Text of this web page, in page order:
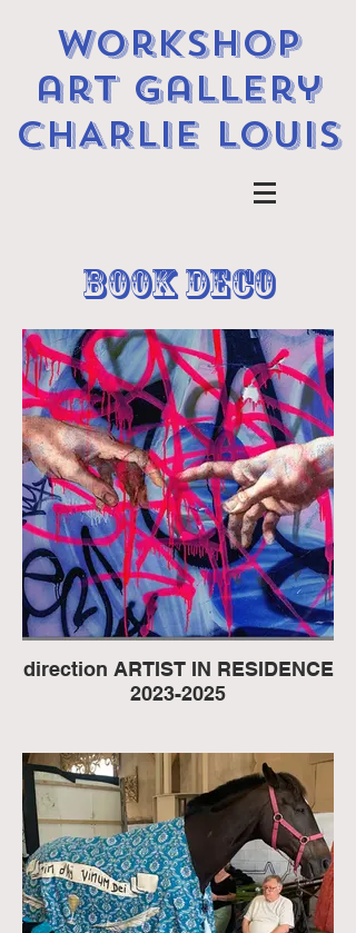
workshop
art gallery
CHARLIE LOUIS
B00K DECO
direction ARTIST IN RESIDENCE
2023-2025